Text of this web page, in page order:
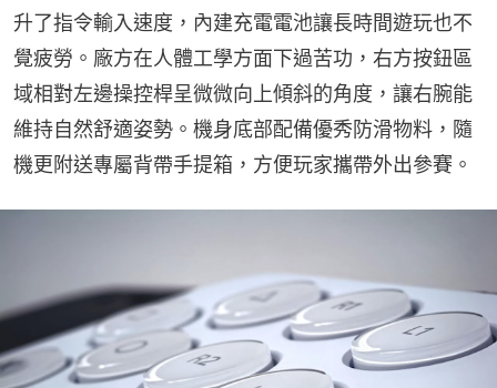
升了指令輸入速度，內建充電電池讓長時間遊玩也不
覺疲勞。廠方在人體工學方面下過苦功，右方按鈕區
域相對左邊操控桿呈微微向上傾斜的角度，讓右腕能
維持自然舒適姿勢。機身底部配備優秀防滑物料，隨
機更附送專屬背帶手提箱，方便玩家攜帶外出參賽。